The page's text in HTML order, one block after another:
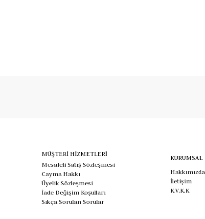
MÜŞTERİ HİZMETLERİ
Mesafeli Satış Sözleşmesi
Cayma Hakkı
Üyelik Sözleşmesi
İade Değişim Koşulları
Sıkça Sorulan Sorular
KURUMSAL
Hakkımızda
İletişim
K.V.K.K